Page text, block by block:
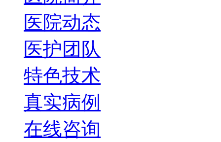
医院动态
医护团队
特色技术
真实病例
在线咨询